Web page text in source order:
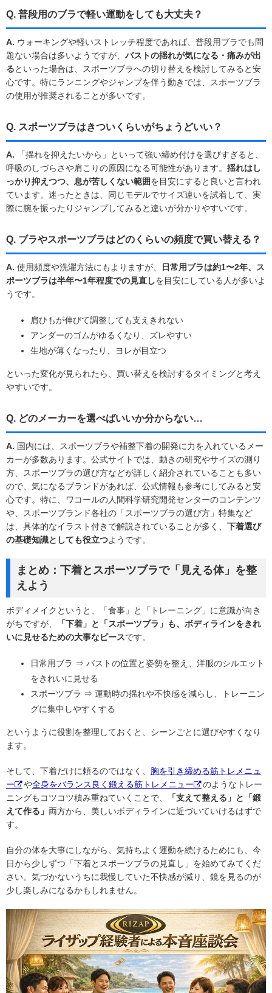
Q. 普段用のブラで軽い運動をしても大丈夫？
A. ウォーキングや軽いストレッチ程度であれば、普段用ブラでも問
題ない場合は多いようですが、 バストの揺れが気になる・痛みが出
るといった場合は、スポーツブラへの切り替えを検討してみると安
心です。特にランニングやジャンプを伴う動きでは、スポーツブラ
の使用が推奨されることが多いです。
Q. スポーツブラはきついくらいがちょうどいい？
A. 「揺れを抑えたいから」といって強い締め付けを選びすぎると、
呼吸のしづらさや肩こりの原因になる可能性があります。 揺れはし
っかり抑えつつ、息が苦しくない範囲を目安にすると良いと言われ
ています。迷ったときは、同じモデルでサイズ違いを試着して、実
際に腕を振ったりジャンプしてみると違いが分かりやすいです。
Q. ブラやスポーツブラはどのくらいの頻度で買い替える？
A. 使用頻度や洗濯方法にもよりますが、
日常用ブラは約1〜2年、ス
ポーツブラは半年〜1年程度での見直しを目安にしている人が多いよ
うです。
肩ひもが伸びて調整しても支えきれない
アンダーのゴムがゆるくなり、ズレやすい
生地が薄くなったり、ヨレが目立つ
といった変化が見られたら、買い替えを検討するタイミングと考え
やすいです。
Q. どのメーカーを選べばいいか分からない…
A. 国内には、スポーツブラや補整下着の開発に力を入れているメー
カーが多数あります。公式サイトでは、動きの研究やサイズの測り
方、スポーツブラの選び方などが詳しく紹介されていることも多い
ので、気になるブランドがあれば、公式情報も参考にしてみると安
心です。特に、ワコールの人間科学研究開発センターのコンテンツ
や、スポーツブランド各社の「スポーツブラの選び方」特集など
は、具体的なイラスト付きで解説されていることが多く、 下着選び
の基礎知識としても役立つようです。
まとめ：下着とスポーツブラで「見える体」を整
えよう
ボディメイクというと、「食事」と「トレーニング」に意識が向き
がちですが、
「下着」と「スポーツブラ」も、ボディラインをきれ
いに見せるための大事なピースです。
日常用ブラ ⇒ バストの位置と姿勢を整え、洋服のシルエット
をきれいに見せる
スポーツブラ ⇒ 運動時の揺れや不快感を減らし、トレーニン
グに集中しやすくする
というように役割を整理しておくと、シーンごとに選びやすくなり
ます。
そして、下着だけに頼るのではなく、 胸を引き締める筋トレメニュ
ー
や全身をバランス良く鍛える筋トレメニュー
のようなトレー
ニングもコツコツ積み重ねていくことで、
「支えて整える」と「鍛
えて作る」 両方から、美しいボディラインに近づいていけるはずで
す。
自分の体を大事にしながら、気持ちよく運動を続けるためにも、今
日から少しずつ「下着とスポーツブラの見直し」を始めてみてくだ
さい。気づかないうちに我慢していた不快感が減り、鏡を見るのが
少し楽しみになるかもしれません。